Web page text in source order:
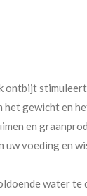
stimuleert
het gewicht en
en
voeding en
water